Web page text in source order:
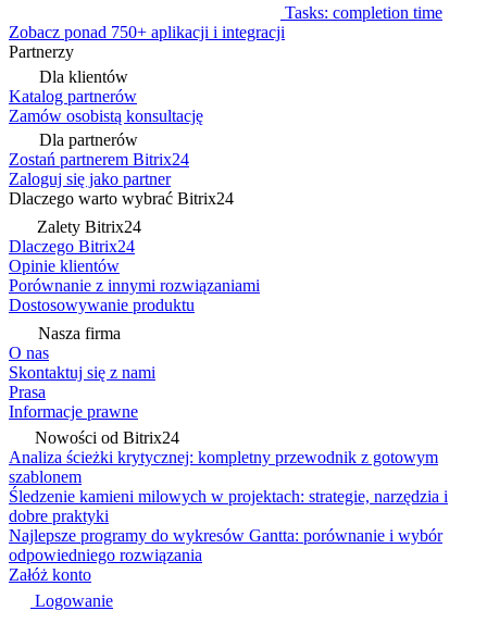
Tasks: completion time
Zobacz ponad 750+ aplikacji i integracji
Partnerzy
Dla klientów
Katalog partnerów
Zamów osobistą konsultację
Dla partnerów
Zostań partnerem Bitrix24
Zaloguj się jako partner
Dlaczego warto wybrać Bitrix24
Zalety Bitrix24
Dlaczego Bitrix24
Opinie klientów
Porównanie z innymi rozwiązaniami
Dostosowywanie produktu
Nasza firma
O nas
Skontaktuj się z nami
Prasa
Informacje prawne
Nowości od Bitrix24
Analiza ścieżki krytycznej: kompletny przewodnik z gotowym
szablonem
Śledzenie kamieni milowych w projektach: strategie, narzędzia i
dobre praktyki
Najlepsze programy do wykresów Gantta: porównanie i wybór
odpowiedniego rozwiązania
Załóż konto
Logowanie